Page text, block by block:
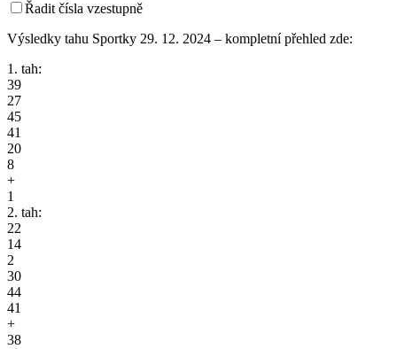
Řadit čísla vzestupně
Výsledky tahu Sportky 29. 12. 2024 – kompletní přehled zde:
1. tah:
39
27
45
41
20
8
+
1
2. tah:
22
14
2
30
44
41
+
38